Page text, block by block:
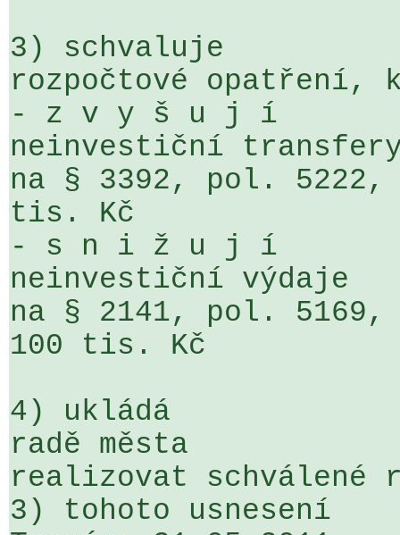
3) schvaluje
rozpočtové opatření,
- z v y š u j í
neinvestiční
na § 3392, pol. 5222,
tis. Kč
- s n i ž u j í
neinvestiční výdaje
na § 2141, pol.
100 tis. Kč
4) ukládá
radě města
realizovat schválené
3) tohoto usnesení